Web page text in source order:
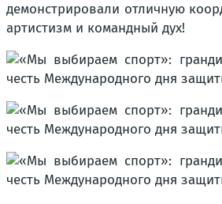
демонстрировали отличную
артистизм и командный дух!